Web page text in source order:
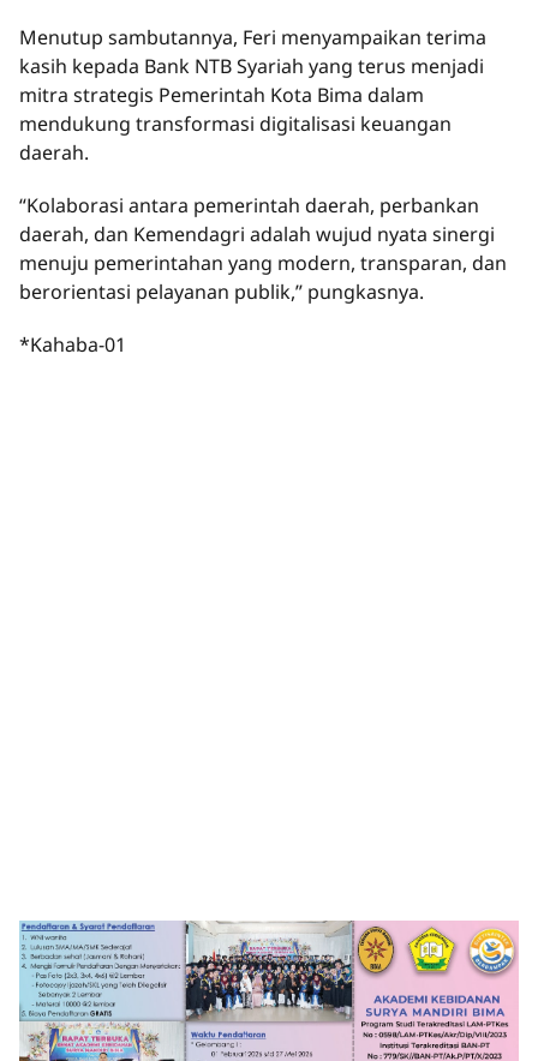
Menutup sambutannya, Feri menyampaikan terima
kasih kepada Bank NTB Syariah yang terus menjadi
mitra strategis Pemerintah Kota Bima dalam
mendukung transformasi digitalisasi keuangan
daerah.
“Kolaborasi antara pemerintah daerah, perbankan
daerah, dan Kemendagri adalah wujud nyata sinergi
menuju pemerintahan yang modern, transparan, dan
berorientasi pelayanan publik,” pungkasnya.
*Kahaba-01